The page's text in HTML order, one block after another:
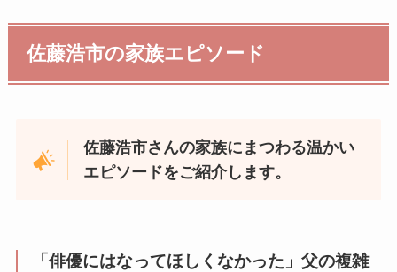
佐藤浩市の家族エピソード
佐藤浩市さんの家族にまつわる温かい
エピソードをご紹介します。
「俳優にはなってほしくなかった」父の複雑